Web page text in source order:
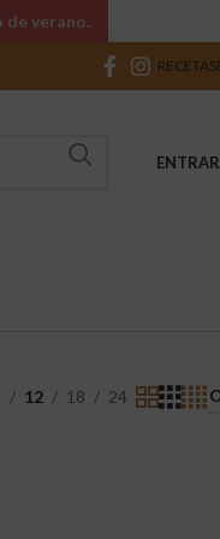
RECETAS
12 18 24
verano.